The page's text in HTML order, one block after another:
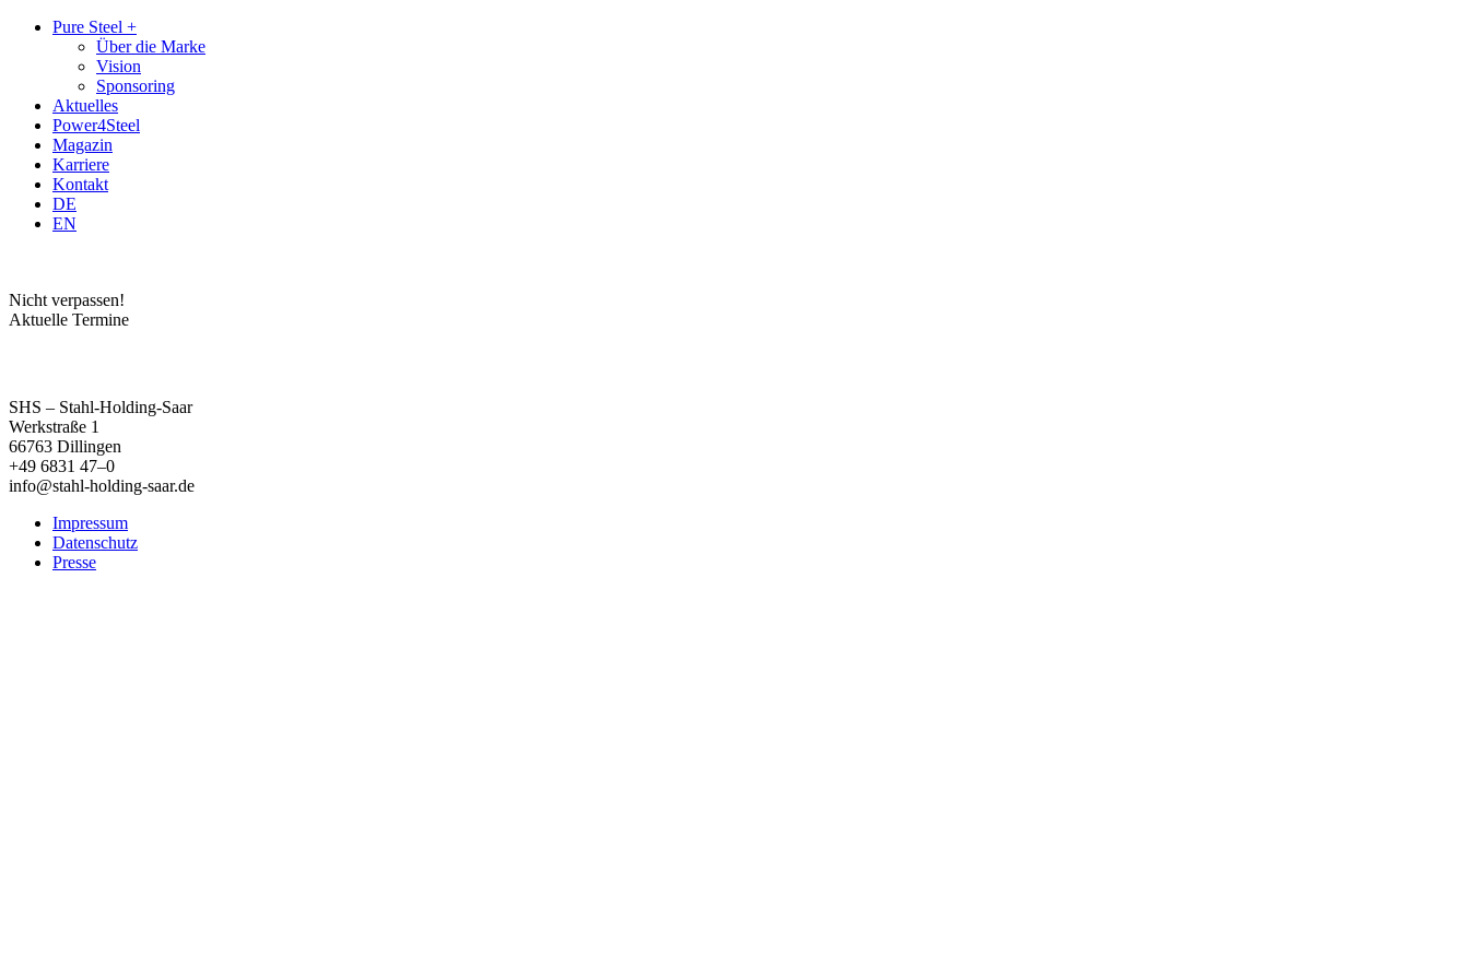
Zum
Zum
Hauptmenü
Pure Steel +
Über die Marke
Vision
Sponsoring
Aktuelles
Power4Steel
Magazin
Karriere
Kontakt
DE
EN
Nicht verpassen!
Aktuelle Termine
SHS – Stahl-Holding-Saar
Werkstraße 1
66763 Dillingen
+49 6831 47–0
info@stahl-holding-saar.de
Impressum
Datenschutz
Presse